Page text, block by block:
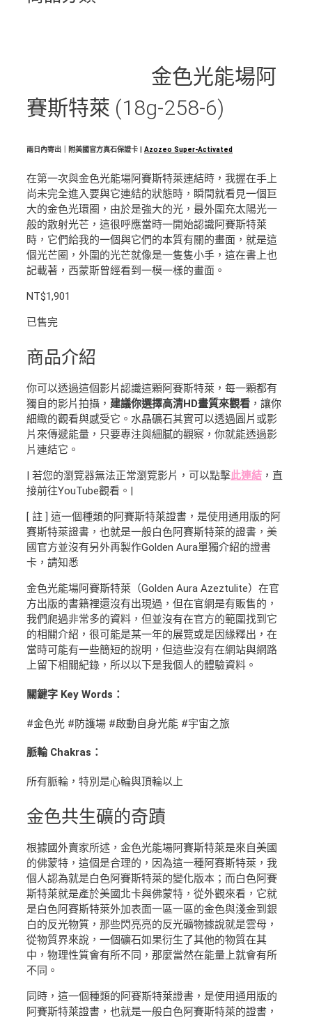
金色光能場阿
賽斯特萊 (18g-258-6)
兩日內寄出｜附美國官方真石保證卡 | Azozeo Super-Activated
在第一次與金色光能場阿賽斯特萊連結時，我握在手上
尚未完全進入要與它連結的狀態時，瞬間就看見一個巨
大的金色光環圈，由於是強大的光，最外圍充太陽光一
般的散射光芒，這很呼應當時一開始認識阿賽斯特萊
時，它們給我的一個與它們的本質有關的畫面，就是這
個光芒圈，外圍的光芒就像是一隻隻小手，這在書上也
記載著，西蒙斯曾經看到一模一樣的畫面。
NT$1,901
已售完
商品介紹
你可以透過這個影片認識這顆阿賽斯特萊，每一顆都有
獨自的影片拍攝， 建議你選擇高清HD畫質來觀看 ，讓你
細緻的觀看與感受它。水晶礦石其實可以透過圖片或影
片來傳遞能量，只要專注與細膩的觀察，你就能透過影
片連結它。
| 若您的瀏覽器無法正常瀏覽影片，可以點擊此連結 ，直
接前往YouTube觀看。|
[ 註 ] 這一個種類的阿賽斯特萊證書，是使用通用版的阿
賽斯特萊證書，也就是一般白色阿賽斯特萊的證書，美
國官方並沒有另外再製作Golden Aura單獨介紹的證書
卡，請知悉
金色光能場阿賽斯特萊（Golden Aura Azeztulite）在官
方出版的書籍裡還沒有出現過，但在官網是有販售的，
我們爬過非常多的資料，但並沒有在官方的範圍找到它
的相關介紹，很可能是某一年的展覽或是因緣釋出，在
當時可能有一些簡短的說明，但這些沒有在網站與網路
上留下相關紀錄，所以以下是我個人的體驗資料。
關鍵字 Key Words：
#金色光 #防護場 #啟動自身光能 #宇宙之旅
脈輪 Chakras：
所有脈輪，特別是心輪與頂輪以上
金色共生礦的奇蹟
根據國外賣家所述，金色光能場阿賽斯特萊是來自美國
的佛蒙特，這個是合理的，因為這一種阿賽斯特萊，我
個人認為就是白色阿賽斯特萊的變化版本；而白色阿賽
斯特萊就是產於美國北卡與佛蒙特，從外觀來看，它就
是白色阿賽斯特萊外加表面一區一區的金色與淺金到銀
白的反光物質，那些閃亮亮的反光礦物據說就是雲母，
從物質界來說，一個礦石如果衍生了其他的物質在其
中，物理性質會有所不同，那麼當然在能量上就會有所
不同。
同時，這一個種類的阿賽斯特萊證書，是使用通用版的
阿賽斯特萊證書，也就是一般白色阿賽斯特萊的證書，